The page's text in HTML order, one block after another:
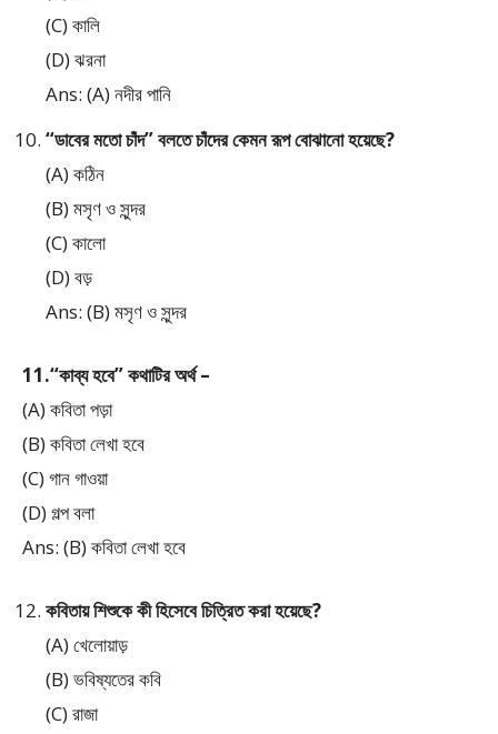
(C) কালি
(D) ঝরনা
Ans: (A) নদীর পানি
“ডাবের মতো চাঁদ” বলতে চাঁদের কেমন রূপ বোঝানো হয়েছে?
(A) কঠিন
(B) মসৃণ ও সুন্দর
(C) কালো
(D) বড়
Ans: (B) মসৃণ ও সুন্দর
11.“কাব্য হবে” কথাটির অর্থ –
(A) কবিতা পড়া
(B) কবিতা লেখা হবে
(C) গান গাওয়া
(D) গল্প বলা
Ans: (B) কবিতা লেখা হবে
কবিতায় শিশুকে কী হিসেবে চিত্রিত করা হয়েছে?
(A) খেলোয়াড়
(B) ভবিষ্যতের কবি
(C) রাজা